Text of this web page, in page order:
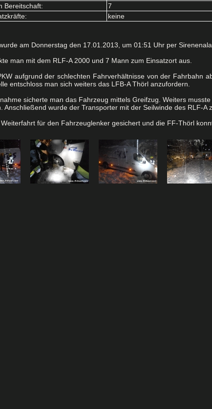
Bereitschaft:
7
keine
am Donnerstag den 17.01.2013, um 01:51 Uhr per
man mit dem RLF-A 2000 und 7 Mann zum Einsatzort aus.
aufgrund der schlechten Fahrverhältnisse von der Fahrbahn
entschloss man sich weiters das LFB-A Thörl anzufordern.
sicherte man das Fahrzeug mittels Greifzug. Weiters
Anschließend wurde der Transporter mit der Seilwinde des RLF-A
für den Fahrzeuglenker gesichert und die FF-Thörl